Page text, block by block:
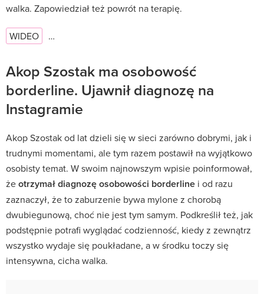
walka. Zapowiedział też powrót na terapię.
WIDEO …
Akop Szostak ma osobowość
borderline. Ujawnił diagnozę na
Instagramie
Akop Szostak od lat dzieli się w sieci zarówno dobrymi, jak i
trudnymi momentami, ale tym razem postawił na wyjątkowo
osobisty temat. W swoim najnowszym wpisie poinformował,
żeotrzymał diagnozę osobowości borderline i od razu
zaznaczył, że to zaburzenie bywa mylone z chorobą
dwubiegunową, choć nie jest tym samym. Podkreślił też, jak
podstępnie potrafi wyglądać codzienność, kiedy z zewnątrz
wszystko wydaje się poukładane, a w środku toczy się
intensywna, cicha walka.